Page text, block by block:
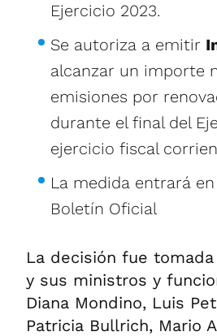
Ejercicio 2023.
Se autoriza a emitir
alcanzar un importe
emisiones por
durante el final del
ejercicio fiscal
La medida entrará
Boletín Oficial
La decisión fue
y sus ministros y
Diana Mondino, Luis
Patricia Bullrich, Mario